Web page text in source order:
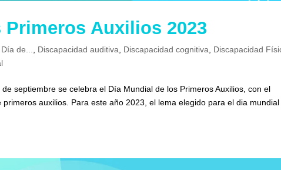
Auxilios 2023
Día de... Discapacidad auditiva Discapacidad cognitiva
Discapacidad
septiembre se celebra el Día Mundial de los Primeros Auxilios, con el
auxilios. Para este año 2023, el lema elegido para el dia